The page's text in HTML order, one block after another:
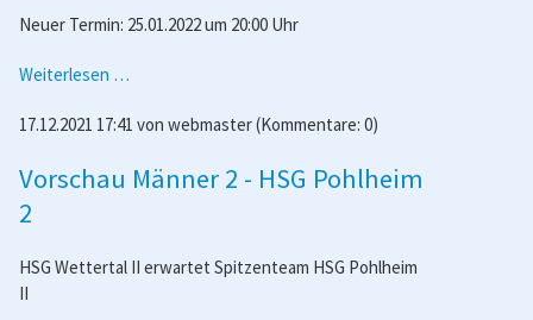
Neuer Termin: 25.01.2022 um 20:00 Uhr
Weiterlesen …
1
Rechtenbach
verlegt
17.12.2021 17:41 von webmaster(Kommentare: 0)
Vorschau Männer 2 - HSG Pohlheim
2
HSG Wettertal II erwartet Spitzenteam HSG Pohlheim
II